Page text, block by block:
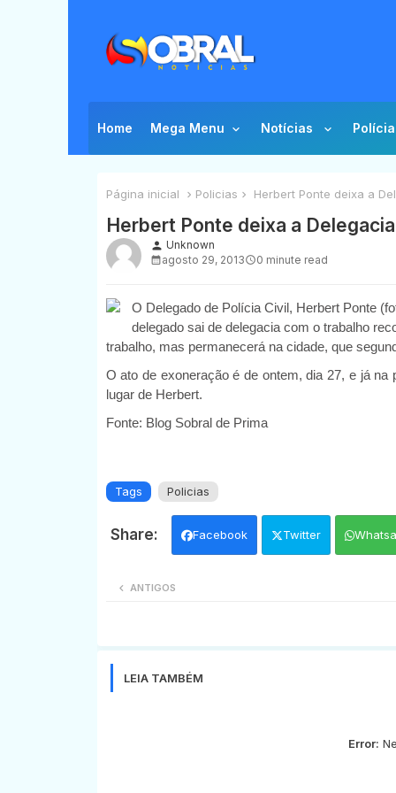
Home Mega Menu Notícias Polícia
Página inicial Policias Herbert Ponte deixa a
Herbert Ponte deixa a
person Unknown
agosto 29, 2013
0 minute read
O Delegado de Polícia Civil, Herbert Ponte
delegado sai de delegacia com o trabalho
trabalho, mas permanecerá na cidade, que
O ato de exoneração é de ontem, dia 27, e já
lugar de Herbert.
Fonte: Blog Sobral de Prima
Tags Policias
Facebook Twitter
ANTIGOS
LEIA TAMBÉM
Error: